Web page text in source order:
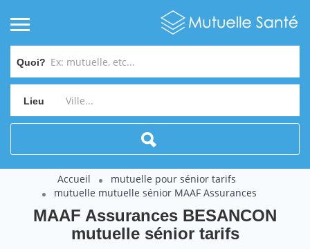
Quoi?
Lieu
Accueil
mutuelle pour sénior tarifs
mutuelle mutuelle sénior MAAF Assurances
MAAF Assurances BESANCON
mutuelle sénior tarifs